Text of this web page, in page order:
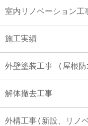
室内リノベーション工
施工実績
外壁塗装工事 (屋根防
解体撤去工事
外構工事(新設、リノ